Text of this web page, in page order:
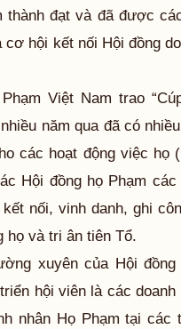
thành đạt và đã được
hội kết nối Hội đồng
Việt Nam trao
năm qua đã có
các hoạt động việc họ
Hội đồng họ Phạm
nối, vinh danh, ghi
họ và tri ân tiên Tổ.
xuyên của Hội
hội viên là các
nhân Họ Phạm tại